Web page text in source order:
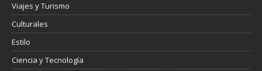
Viajes y Turismo
Culturales
Estilo
Ciencia y Tecnología